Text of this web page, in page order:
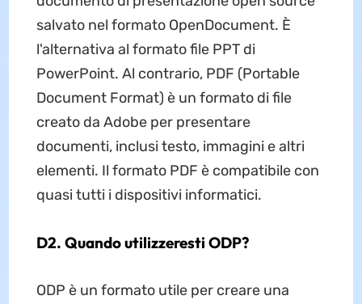
salvato nel formato OpenDocument. È
l'alternativa al formato file PPT di
PowerPoint. Al contrario, PDF (Portable
Document Format) è un formato di file
creato da Adobe per presentare
documenti, inclusi testo, immagini e altri
elementi. Il formato PDF è compatibile con
quasi tutti i dispositivi informatici.
D2. Quando utilizzeresti ODP?
ODP è un formato utile per creare una